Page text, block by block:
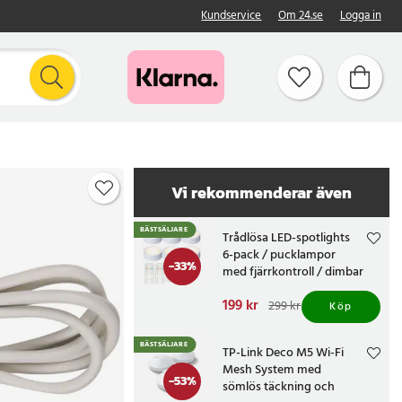
Kundservice Om 24.se Logga in
Vi rekommenderar även
-33%
BÄSTSÄLJARE
Trådlösa LED-spotlights
6-pack / pucklampor
med fjärrkontroll / dimbar
Nuvarande pris
Tidigare pris 299 kr
199 kr 299 kr Köp
-53%
BÄSTSÄLJARE
TP-Link Deco M5 Wi-Fi
Mesh System med
sömlös täckning och